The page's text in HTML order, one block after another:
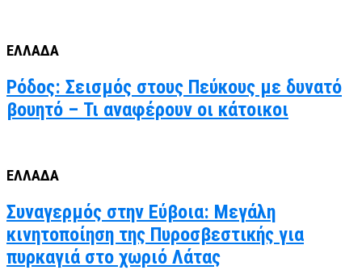
ΕΛΛΑΔΑ
Ρόδος: Σεισμός στους Πεύκους με δυνατό
βουητό – Τι αναφέρουν οι κάτοικοι
ΕΛΛΑΔΑ
Συναγερμός στην Εύβοια: Μεγάλη
κινητοποίηση της Πυροσβεστικής για
πυρκαγιά στο χωριό Λάτας